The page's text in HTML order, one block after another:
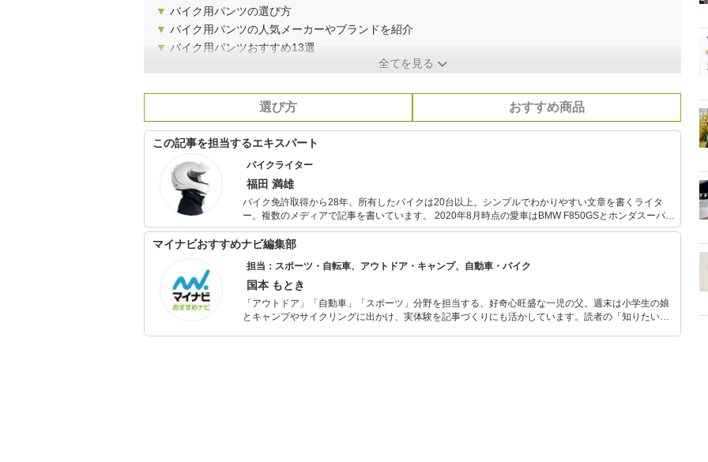
▼ バイク用パンツの選び方
▼ バイク用パンツの人気メーカーやブランドを紹介
▼ バイク用パンツおすすめ13選
全てを見る
選び方 おすすめ商品
この記事を担当するエキスパート
バイクライター
福田 満雄
バイク免許取得から28年、所有したバイクは20台以上。シンプルでわかりやすい文章を書くライタ
ー。複数のメディアで記事を書いています。 2020年8月時点の愛車はBMW F850GSとホンダスーパー
カブ110。 一日中バイクに乗っているのが好き。過去には日帰り1,000kmツーリングや、スーパーカ
ブ110で1日450kmツーリングなども。
マイナビおすすめナビ編集部
担当：スポーツ・自転車、アウトドア・キャンプ、自動車・バイク
国本 もとき
「アウトドア」「自動車」「スポーツ」分野を担当する、好奇心旺盛な一児の父。週末は小学生の娘
とキャンプやサイクリングに出かけ、実体験を記事づくりにも活かしています。読者の「知りたい」